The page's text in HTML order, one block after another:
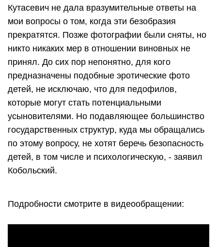
Кутасевич не дала вразумительные ответы на
мои вопросы о том, когда эти безобразия
прекратятся. Позже фотографии были сняты, но
никто никаких мер в отношении виновных не
принял. До сих пор непонятно, для кого
предназначены подобные эротические фото
детей, не исключаю, что для педофилов,
которые могут стать потенциальными
усыновителями. Но подавляющее большинство
государственных структур, куда мы обращались
по этому вопросу, не хотят беречь безопасность
детей, в том числе и психологическую, - заявил
Кобольский.
Подробности смотрите в видеообращении: